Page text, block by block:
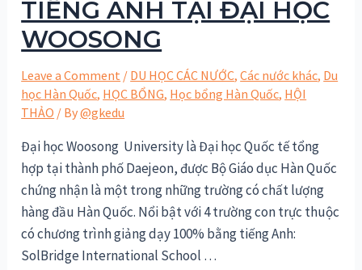
TIẾNG ANH TẠI ĐẠI HỌC
WOOSONG
Leave a Comment / DU HỌC CÁC NƯỚC,Các nước khác, Du
học Hàn Quốc, HỌC BỔNG, Học bổng Hàn Quốc, HỘI
THẢO / By@gkedu
Đại học Woosong University là Đại học Quốc tế tổng
hợp tại thành phố Daejeon, được Bộ Giáo dục Hàn Quốc
chứng nhận là một trong những trường có chất lượng
hàng đầu Hàn Quốc. Nổi bật với 4 trường con trực thuộc
có chương trình giảng dạy 100% bằng tiếng Anh:
SolBridge International School …